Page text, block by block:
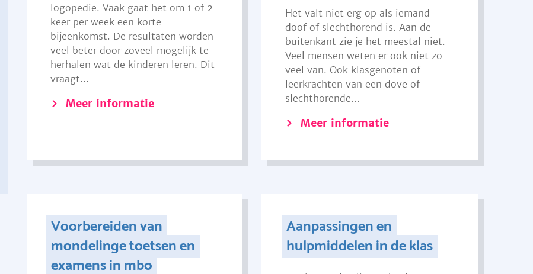
logopedie. Vaak gaat het om 1 of 2
keer per week een korte
bijeenkomst. De resultaten worden
veel beter door zoveel mogelijk te
herhalen wat de kinderen leren. Dit
vraagt...
Meer informatie
Het valt niet erg op als iemand
doof of slechthorend is. Aan de
buitenkant zie je het meestal niet.
Veel mensen weten er ook niet zo
veel van. Ook klasgenoten of
leerkrachten van een dove of
slechthorende...
Meer informatie
Voorbereiden van
mondelinge toetsen en
examens in mbo
Aanpassingen en
hulpmiddelen in de klas